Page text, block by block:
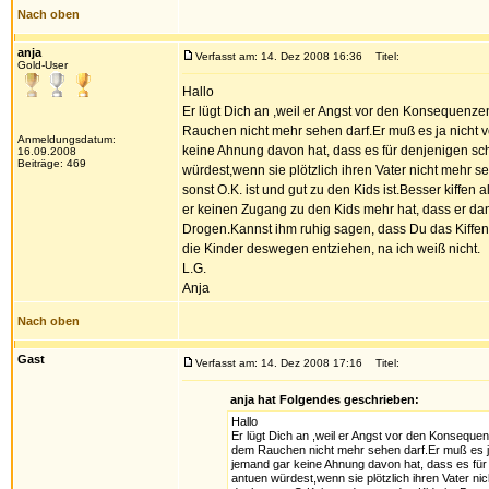
Nach oben
anja
Gold-User
Anmeldungsdatum:
16.09.2008
Beiträge: 469
Verfasst am: 14. Dez 2008 16:36 Titel:
Hallo
Er lügt Dich an ,weil er Angst vor den
Rauchen nicht mehr sehen darf.Er muß es ja nicht
keine Ahnung davon hat, dass es für denjenigen
würdest,wenn sie plötzlich ihren Vater nicht mehr
sonst O.K. ist und gut zu den Kids ist.Besser kiffen
er keinen Zugang zu den Kids mehr hat, dass er
Drogen.Kannst ihm ruhig sagen, dass Du das
die Kinder deswegen entziehen, na ich weiß nicht.
L.G.
Anja
Nach oben
Gast Verfasst am: 14. Dez 2008 17:16 Titel:
anja hat Folgendes geschrieben:
Hallo
Er lügt Dich an ,weil er Angst vor den
dem Rauchen nicht mehr sehen darf.Er muß
jemand gar keine Ahnung davon hat, dass es
antuen würdest,wenn sie plötzlich ihren Vater